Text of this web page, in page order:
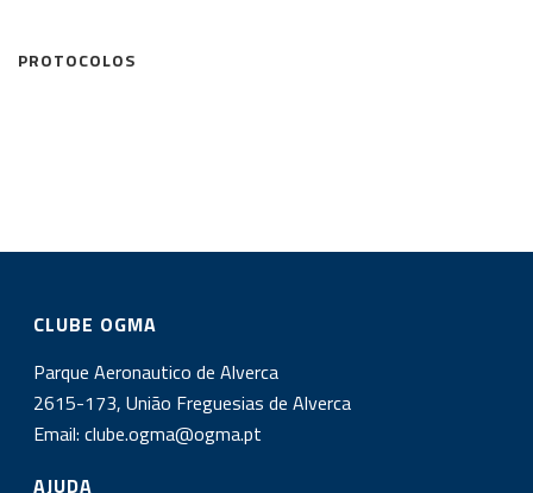
PROTOCOLOS
CLUBE OGMA
Parque Aeronautico de Alverca
2615-173, União Freguesias de Alverca
Email:clube.ogma@ogma.pt
AJUDA